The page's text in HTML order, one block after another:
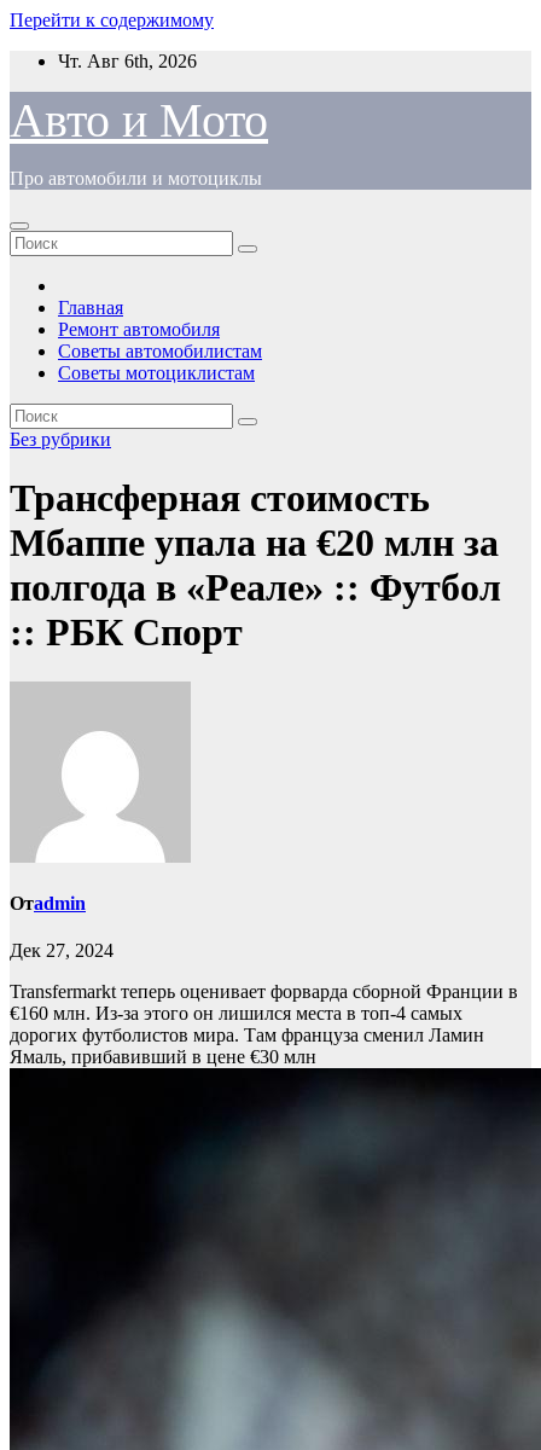
Перейти к содержимому
Чт. Авг 6th, 2026
Авто и Мото
Про автомобили и мотоциклы
Главная
Ремонт автомобиля
Советы автомобилистам
Советы мотоциклистам
Без рубрики
Трансферная стоимость
Мбаппе упала на €20 млн за
полгода в «Реале» :: Футбол
:: РБК Спорт
Отadmin
Дек 27, 2024
Transfermarkt теперь оценивает форварда сборной Франции в
€160 млн. Из-за этого он лишился места в топ-4 самых
дорогих футболистов мира. Там француза сменил Ламин
Ямаль, прибавивший в цене €30 млн